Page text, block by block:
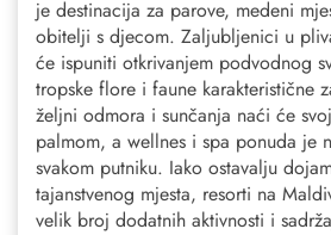
je destinacija za parove, medeni
obitelji s djecom. Zaljubljenici u
će ispuniti otkrivanjem podvodnog
tropske flore i faune karakteristične
željni odmora i sunčanja naći će
palmom, a wellnes i spa ponuda je
svakom putniku. Iako ostavalju
tajanstvenog mjesta, resorti na
velik broj dodatnih aktivnosti i